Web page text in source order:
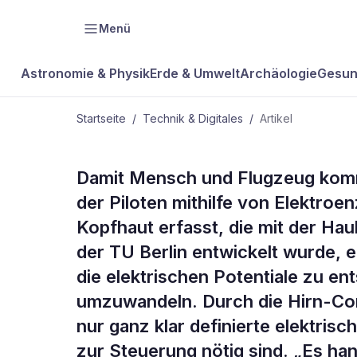
Menü
Astronomie & PhysikErde & UmweltArchäologie
Startseite / Technik & Digitales / Artikel
TECHNIK & DIGITALES
Video der
Gedanken-
Damit Mensch und Flugzeug
der Piloten mithilfe von
Kopfhaut erfasst, die mit der
der TU Berlin entwickelt wurde,
die elektrischen Potentiale zu
umzuwandeln. Durch die Hirn-
nur ganz klar definierte
zur Steuerung nötig sind. „Es